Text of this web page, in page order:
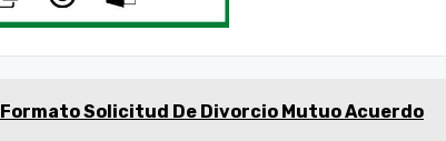
Formato Solicitud De Divorcio Mutuo Acuerdo